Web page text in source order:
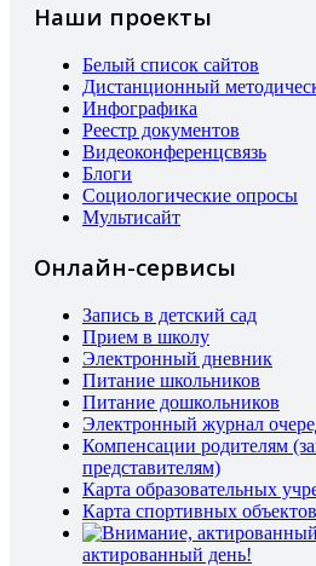
Наши проекты
Белый список сайтов
Дистанционный
Инфографика
Реестр документов
Видеоконференцсвязь
Блоги
Социологические опросы
Мультисайт
Онлайн-сервисы
Запись в детский сад
Прием в школу
Электронный дневник
Питание школьников
Питание дошкольников
Электронный журнал
Компенсации родителям
представителям)
Карта образовательных
Карта спортивных объектов
актированный день!